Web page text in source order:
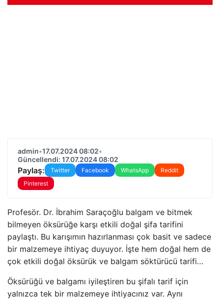
admin•17.07.2024 08:02•
Güncellendi: 17.07.2024 08:02
Paylaş: Twitter Facebook WhatsApp
Reddit
Pinterest
Profesör. Dr. İbrahim Saraçoğlu balgam ve bitmek
bilmeyen öksürüğe karşı etkili doğal şifa tarifini
paylaştı. Bu karışımın hazırlanması çok basit ve sadece
bir malzemeye ihtiyaç duyuyor. İşte hem doğal hem de
çok etkili doğal öksürük ve balgam söktürücü tarifi…
Öksürüğü ve balgamı iyileştiren bu şifalı tarif için
yalnızca tek bir malzemeye ihtiyacınız var. Aynı